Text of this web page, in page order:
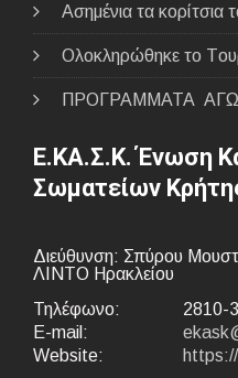
Ασημένια τα
Ολοκληρώθηκε το
ΠΡΟΓΡΑΜΜΑΤΑ
Ε.ΚΑ.Σ.Κ. Ένωση
Σωματείων
Διεύθυνση: Σπύρου
ΛΙΝΤΟ Ηρακλείου
Τηλέφωνο:
2810-
E-mail:
Website: